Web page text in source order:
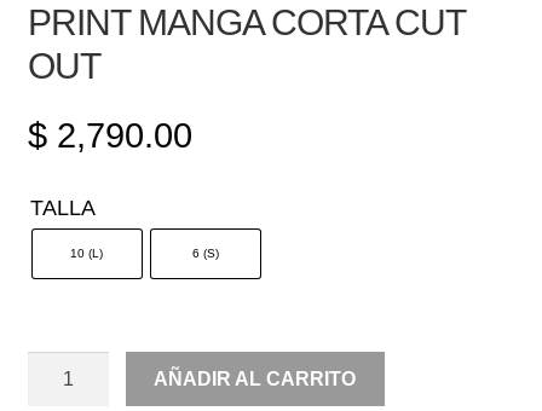
PRINT MANGA CORTA CUT
OUT
$2,790.00
TALLA
10 (L) 6 (S)
PRINT
AÑADIR AL CARRITO